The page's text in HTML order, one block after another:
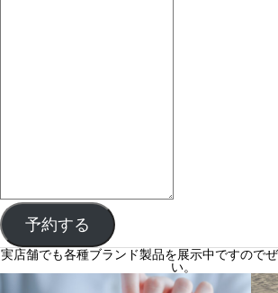
予約する
実店舗でも各種ブランド製品を展示中ですので
い。